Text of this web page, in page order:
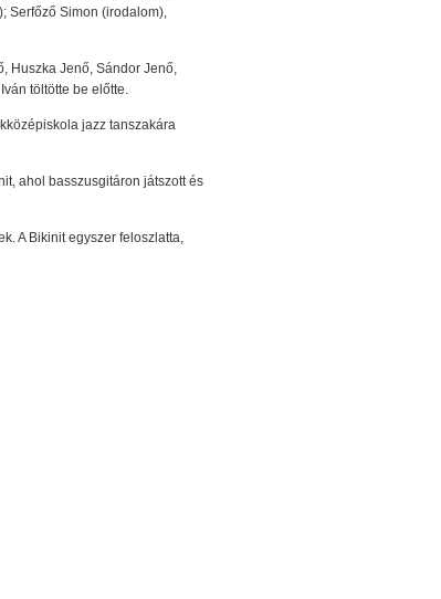
Serfőző Simon (irodalom),
Huszka Jenő, Sándor Jenő,
töltötte be előtte.
jazz tanszakára
ahol basszusgitáron játszott és
A Bikinit egyszer feloszlatta,